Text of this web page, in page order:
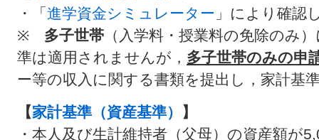
・「 進学資金シミュレーター 」により確認
※ 多子世帯 （入学料・授業料の免除のみ
準は適用されませんが， 多子世帯のみの申
ー等の収入に関する書類を提出し，家計基
【家計基準（資産基準）
】
・本人及び生計維持者（父母）の資産額が